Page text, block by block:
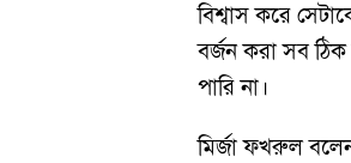
বিশ্বাস করে
বর্জন করা সব
পারি না।
মির্জা ফখরুল